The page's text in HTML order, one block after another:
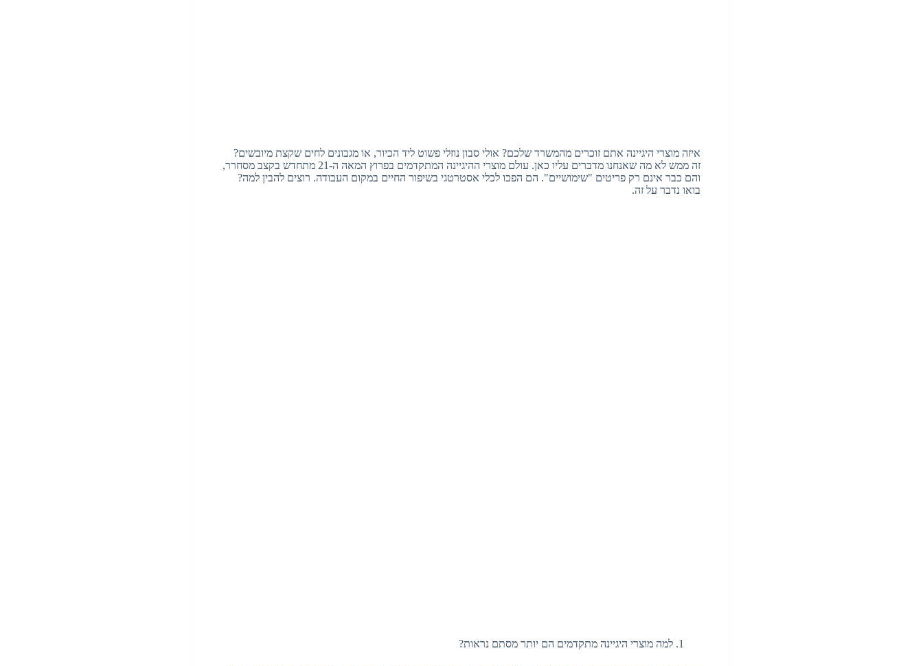
איזה מוצרי היגיינה אתם זוכרים מהמשרד שלכם? אולי סבון נוזלי פשוט ליד הכיור, או מגבונים לחים שקצת מיובשים?
זה ממש לא מה שאנחנו מדברים עליו כאן. עולם מוצרי ההיגיינה המתקדמים בפרוץ המאה ה-21 מתחדש בקצב מסחרר,
והם כבר אינם רק פריטים "שימושיים". הם הפכו לכלי אסטרטגי בשיפור החיים במקום העבודה. רוצים להבין למה?
בואו נדבר על זה.
למה מוצרי היגיינה מתקדמים הם יותר מסתם נראות?